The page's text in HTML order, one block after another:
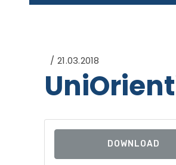
21.03.2018
DOWNLOAD